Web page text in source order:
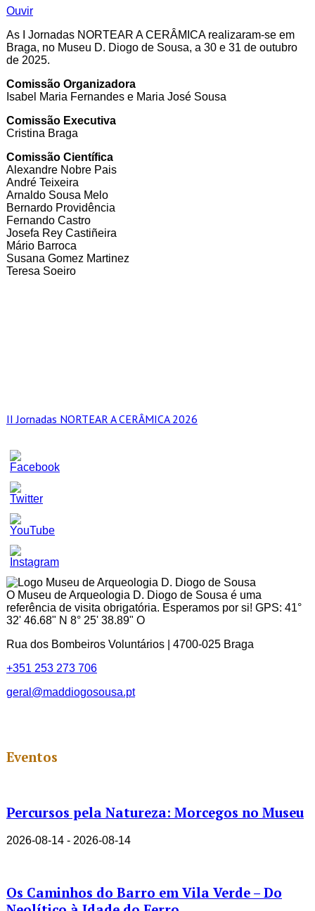
Ouvir
As I Jornadas NORTEAR A CERÂMICA realizaram-se em
Braga, no Museu D. Diogo de Sousa, a 30 e 31 de outubro
de 2025.
Comissão Organizadora
Isabel Maria Fernandes e Maria José Sousa
Comissão Executiva
Cristina Braga
Comissão Científica
Alexandre Nobre Pais
André Teixeira
Arnaldo Sousa Melo
Bernardo Providência
Fernando Castro
Josefa Rey Castiñeira
Mário Barroca
Susana Gomez Martinez
Teresa Soeiro
II Jornadas NORTEAR A CERÂMICA 2026
Set
Youtube
Channel
ID
O Museu de Arqueologia D. Diogo de Sousa é uma
referência de visita obrigatória. Esperamos por si! GPS: 41°
32' 46.68" N 8° 25' 38.89" O
Rua dos Bombeiros Voluntários | 4700-025 Braga
+351 253 273 706
geral@maddiogosousa.pt
Eventos
Percursos pela Natureza: Morcegos no Museu
2026-08-14 - 2026-08-14
Os Caminhos do Barro em Vila Verde – Do